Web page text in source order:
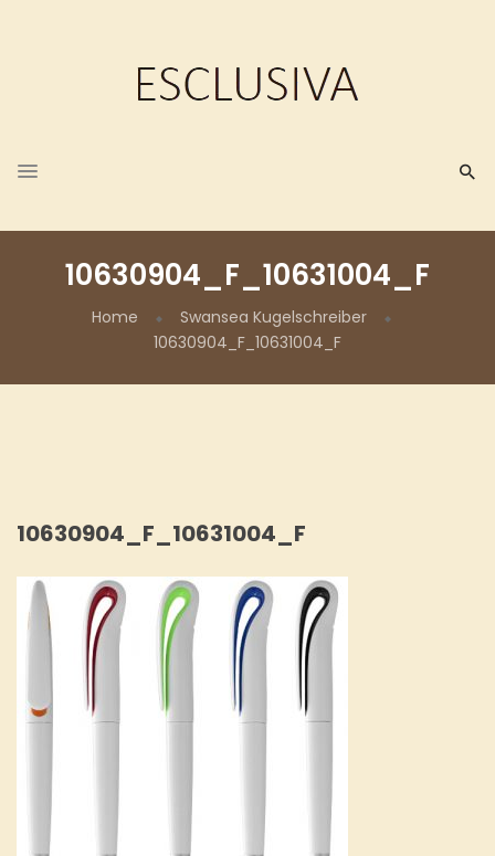
10630904_F_10631004_F
Home
Swansea Kugelschreiber
10630904_F_10631004_F
10630904_F_10631004_F